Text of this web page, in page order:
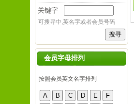
关键字
可搜寻中,英名字或者会员号码
会员字母排列
按照会员英文名字排列